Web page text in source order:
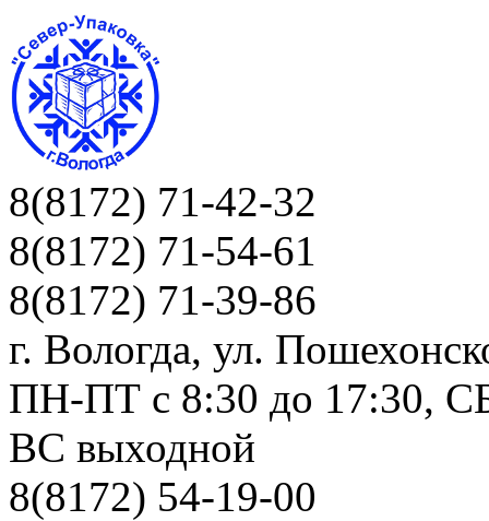
8(8172) 71-42-32
8(8172) 71-54-61
8(8172) 71-39-86
г. Вологда, ул.
ПН-ПТ c 8:30 до 17:30,
ВС выходной
8(8172) 54-19-00